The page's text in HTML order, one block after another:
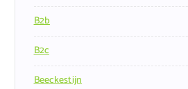
B2b
B2c
Beeckestijn